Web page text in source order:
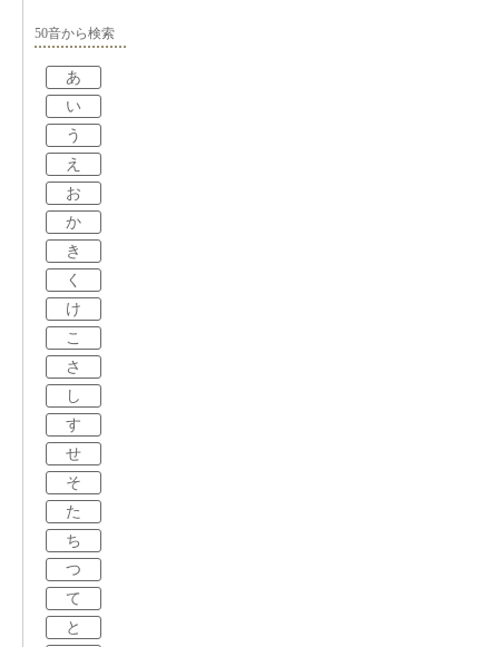
50音から検索
あ
い
う
え
お
か
き
く
け
こ
さ
し
す
せ
そ
た
ち
つ
て
と